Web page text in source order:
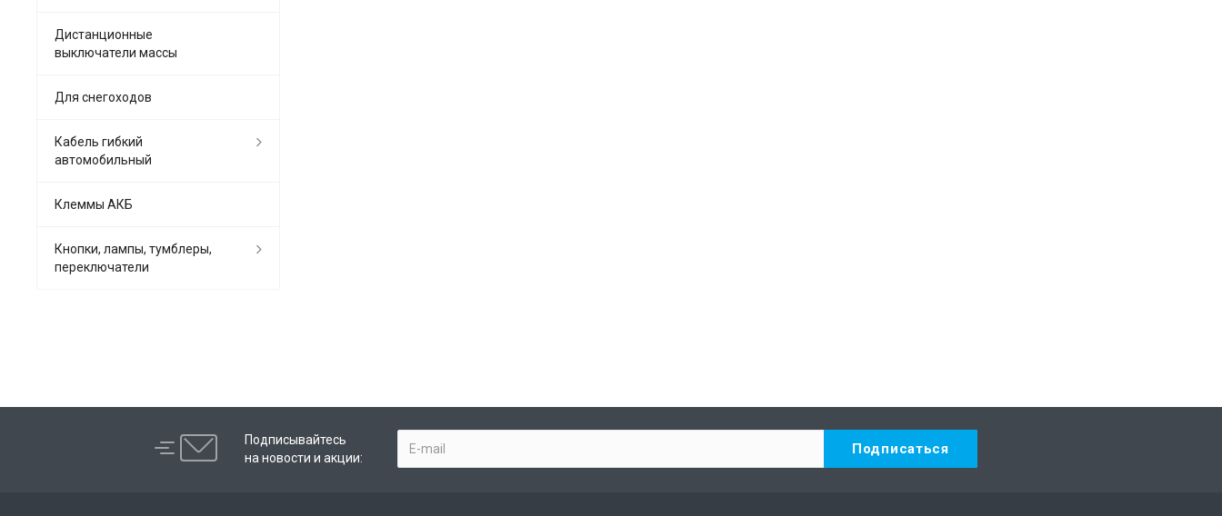
Дистанционные
выключатели массы
Для снегоходов
Кабель гибкий
автомобильный
Клеммы АКБ
Кнопки, лампы, тумблеры,
переключатели
Подписывайтесь
на новости и акции: